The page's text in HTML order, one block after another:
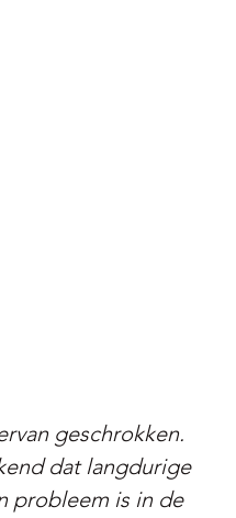
geschrokken.
dat langdurige
probleem is in de